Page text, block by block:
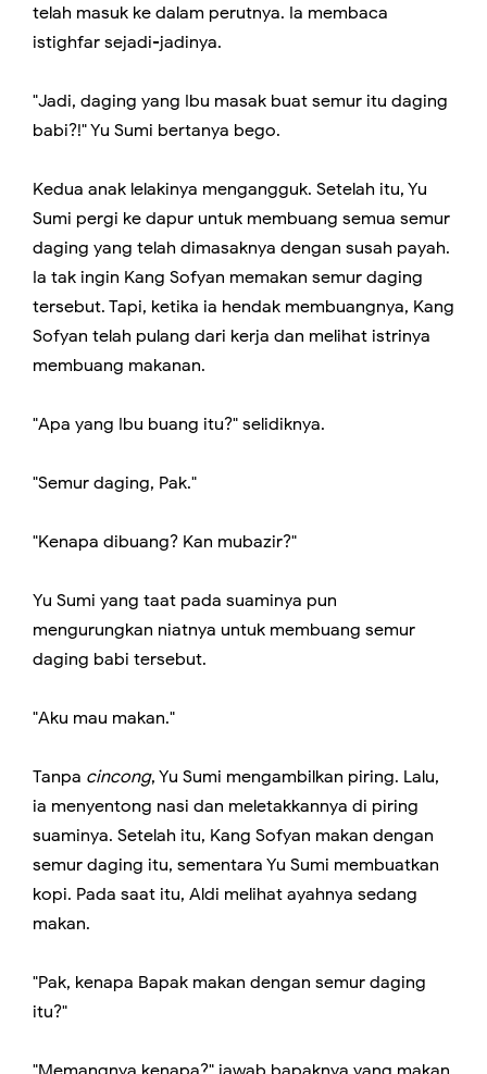
telah masuk ke dalam perutnya. Ia membaca
istighfar sejadi-jadinya.
"Jadi, daging yang Ibu masak buat semur itu daging
babi?!" Yu Sumi bertanya bego.
Kedua anak lelakinya mengangguk. Setelah itu, Yu
Sumi pergi ke dapur untuk membuang semua semur
daging yang telah dimasaknya dengan susah payah.
Ia tak ingin Kang Sofyan memakan semur daging
tersebut. Tapi, ketika ia hendak membuangnya, Kang
Sofyan telah pulang dari kerja dan melihat istrinya
membuang makanan.
"Apa yang Ibu buang itu?" selidiknya.
"Semur daging, Pak."
"Kenapa dibuang? Kan mubazir?"
Yu Sumi yang taat pada suaminya pun
mengurungkan niatnya untuk membuang semur
daging babi tersebut.
"Aku mau makan."
Tanpa cincong, Yu Sumi mengambilkan piring. Lalu,
ia menyentong nasi dan meletakkannya di piring
suaminya. Setelah itu, Kang Sofyan makan dengan
semur daging itu, sementara Yu Sumi membuatkan
kopi. Pada saat itu, Aldi melihat ayahnya sedang
makan.
"Pak, kenapa Bapak makan dengan semur daging
itu?"